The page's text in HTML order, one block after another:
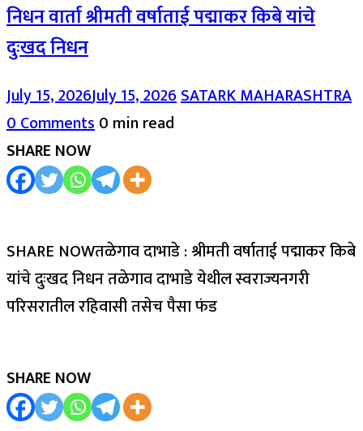
निधन वार्ता श्रीमती वर्षाताई पद्माकर किबे यांचे
दुःखद निधन
July 15, 2026July 15, 2026SATARK MAHARASHTRA
0 Comments0 min read
SHARE NOW
SHARE NOWतळेगाव दाभाडे : श्रीमती वर्षाताई पद्माकर किबे
यांचे दुःखद निधन तळेगाव दाभाडे येथील स्वराज्यनगरी
परिसरातील रहिवासी तसेच पैसा फंड
SHARE NOW